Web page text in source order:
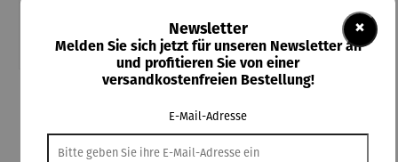
Einfach gesund bleiben - Teil 1 - Ernährung
×
Newsletter
Melden Sie sich jetzt für unseren Newsletter an
und profitieren Sie von einer
versandkostenfreien Bestellung!
E-Mail-Adresse